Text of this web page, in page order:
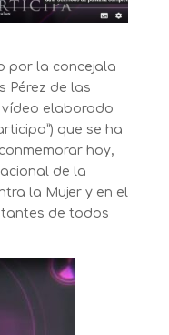
por la concejala
Pérez de las
vídeo elaborado
que se ha
hoy,
de la
la Mujer y en el
de todos